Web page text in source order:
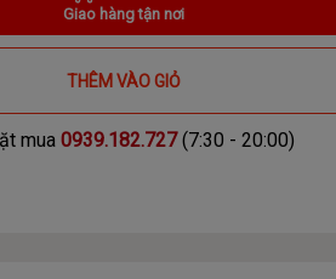
Giao hàng tận nơi
THÊM VÀO GIỎ
mua 0939.182.727(7:30 - 20:00)